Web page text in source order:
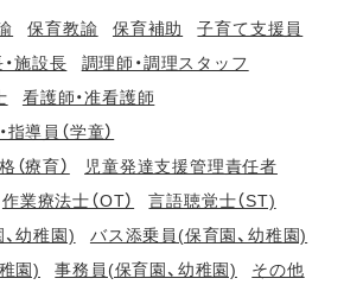
保育教諭 保育補助
子育て支援員
・施設長
調理師・調理スタッフ
看護師・准看護師
導員（学童）
療育）
児童発達支援管理責任者
作業療法士（OT）
言語聴覚士（ST)
幼稚園)
バス添乗員(保育園、幼稚園)
園)
事務員(保育園、幼稚園) その他